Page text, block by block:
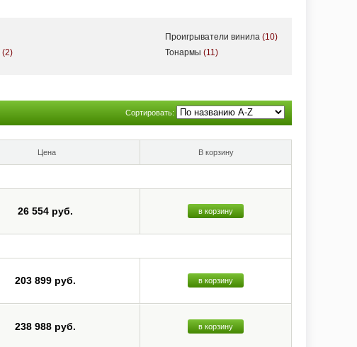
(2)
Проигрыватели винила (10)
Тонармы (11)
Сортировать:
Цена В корзину
26 554 руб. в корзину
203 899 руб. в корзину
238 988 руб. в корзину